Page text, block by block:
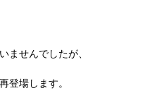
ませんでしたが、
登場します。